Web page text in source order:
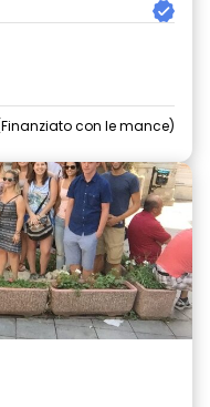
Finanziato con le mance